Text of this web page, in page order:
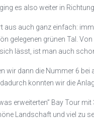
es also weiter in
aus auch ganz einfach:
gelegenen grünen Tal.
lässt, ist man auch
wir dann die Nummer 6
konnten wir die
erweiterten” Bay Tour
Landschaft und viel zu